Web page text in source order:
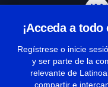
¡Acceda a
Regístrese o inicie
y ser parte de la
relevante de
compartir e